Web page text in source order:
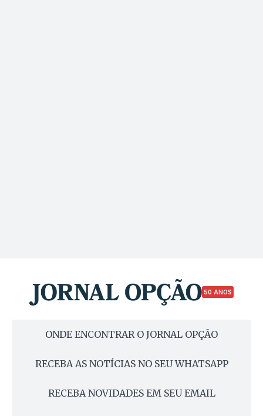
50 ANOS
ONDE ENCONTRAR O JORNAL OPÇÃO
RECEBA AS NOTÍCIAS NO SEU WHATSAPP
RECEBA NOVIDADES EM SEU EMAIL